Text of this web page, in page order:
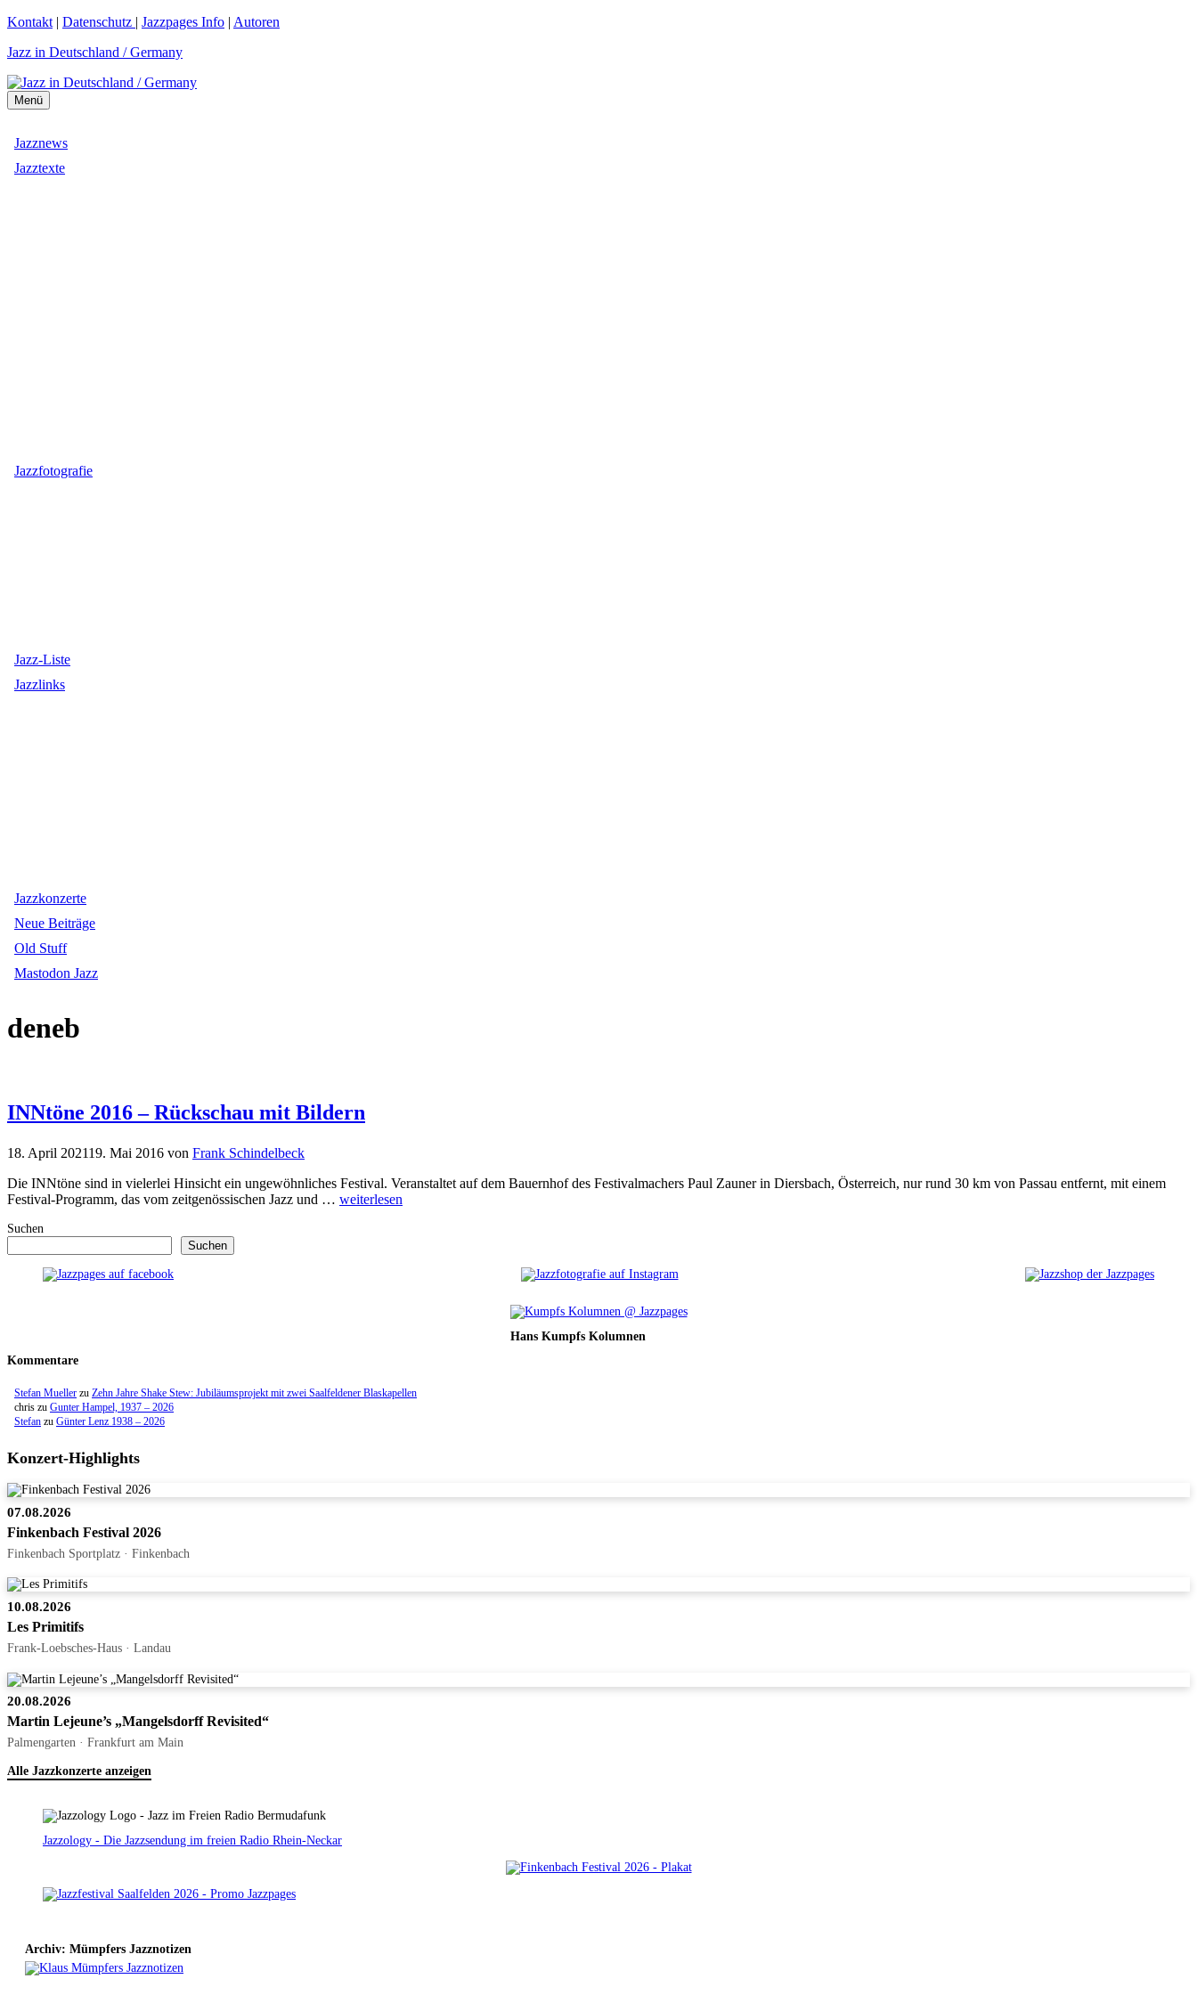
Zum
springen
Kontakt | Datenschutz | Jazzpages Info | Autoren
Jazz in Deutschland / Germany
Menü
Jazznews
Jazztexte
Jazzfotografie
Jazz-Liste
Jazzlinks
Jazzkonzerte
Neue Beiträge
Old Stuff
Mastodon Jazz
deneb
INNtöne 2016 – Rückschau mit Bildern
18. April 202119. Mai 2016 von Frank Schindelbeck
Die INNtöne sind in vielerlei Hinsicht ein ungewöhnliches Festival. Veranstaltet auf dem Bauernhof des Festivalmachers Paul Zauner in Diersbach, Österreich, nur rund 30 km von Passau entfernt, mit einem
Festival-Programm, das vom zeitgenössischen Jazz und … weiterlesen
Suchen
Suchen
Hans Kumpfs Kolumnen
Kommentare
Stefan Mueller zu Zehn Jahre Shake Stew: Jubiläumsprojekt mit zwei Saalfeldener Blaskapellen
chris zu Gunter Hampel, 1937 – 2026
Stefan zu Günter Lenz 1938 – 2026
Konzert-Highlights
07.08.2026
Finkenbach Festival 2026
Finkenbach Sportplatz · Finkenbach
10.08.2026
Les Primitifs
Frank-Loebsches-Haus · Landau
20.08.2026
Martin Lejeune’s „Mangelsdorff Revisited“
Palmengarten · Frankfurt am Main
Alle Jazzkonzerte anzeigen
Jazzology - Die Jazzsendung im freien Radio Rhein-Neckar
Archiv: Mümpfers Jazznotizen